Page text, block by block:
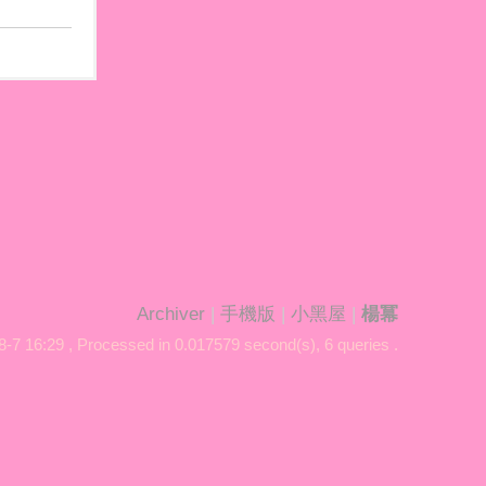
Archiver | 手機版 | 小黑屋 | 楊冪
7 16:29 , Processed in 0.017579 second(s), 6 queries .